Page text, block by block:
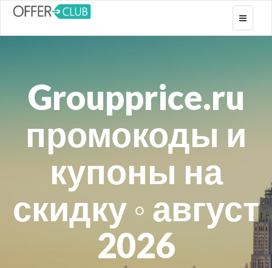
Toggle
Groupprice.ru
промокоды и
купоны на
скидку ◦ август
2026